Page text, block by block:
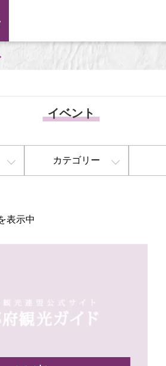
イベント
カテゴリー
表示中